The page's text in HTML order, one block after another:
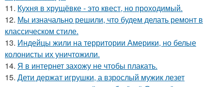
11. Кухня в хрущёвке - это квест, но проходимый.
12. Мы изначально решили, что будем делать ремонт в
классическом стиле.
13. Индейцы жили на территории Америки, но белые
колонисты их уничтожили.
14. Я в интернет захожу не чтобы плакать.
15. Дети держат игрушки, а взрослый мужик лезет